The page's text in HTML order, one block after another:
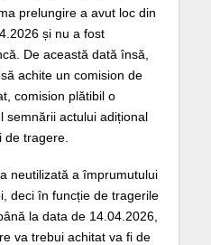
prelungire a avut loc din
și nu a fost
De această dată însă,
achite un comision de
comision plătibil o
semnării actului adițional
de tragere.
neutilizată a împrumutului
deci în funcție de tragerile
la data de 14.04.2026,
va trebui achitat va fi de